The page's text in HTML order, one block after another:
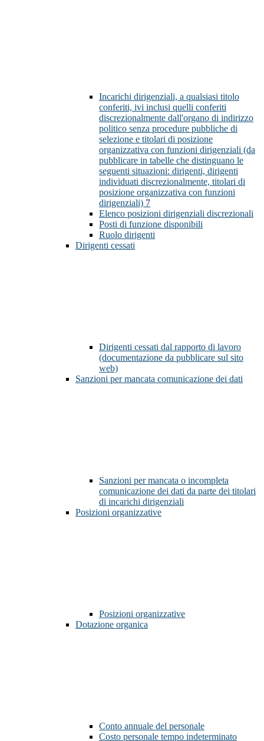
Incarichi dirigenziali, a qualsiasi titolo
conferiti, ivi inclusi quelli conferiti
discrezionalmente dall'organo di indirizzo
politico senza procedure pubbliche di
selezione e titolari di posizione
organizzativa con funzioni dirigenziali (da
pubblicare in tabelle che distinguano le
seguenti situazioni: dirigenti, dirigenti
individuati discrezionalmente, titolari di
posizione organizzativa con funzioni
dirigenziali) 7
Elenco posizioni dirigenziali discrezionali
Posti di funzione disponibili
Ruolo dirigenti
Dirigenti cessati
Dirigenti cessati dal rapporto di lavoro
(documentazione da pubblicare sul sito
web)
Sanzioni per mancata comunicazione dei dati
Sanzioni per mancata o incompleta
comunicazione dei dati da parte dei titolari
di incarichi dirigenziali
Posizioni organizzative
Posizioni organizzative
Dotazione organica
Conto annuale del personale
Costo personale tempo indeterminato